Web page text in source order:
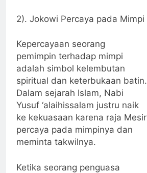
2). Jokowi Percaya pada Mimpi
Kepercayaan seorang
pemimpin terhadap mimpi
adalah simbol kelembutan
spiritual dan keterbukaan batin.
Dalam sejarah Islam, Nabi
Yusuf ‘alaihissalam justru naik
ke kekuasaan karena raja Mesir
percaya pada mimpinya dan
meminta takwilnya.
Ketika seorang penguasa